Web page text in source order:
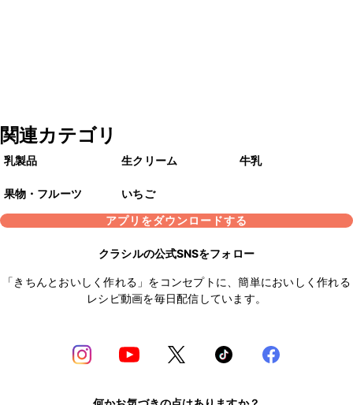
関連カテゴリ
乳製品 生クリーム 牛乳
果物・フルーツ
いちご
アプリをダウンロードする
クラシルの公式SNSをフォロー
「きちんとおいしく作れる」をコンセプトに、簡単においしく作れる
レシピ動画を毎日配信しています。